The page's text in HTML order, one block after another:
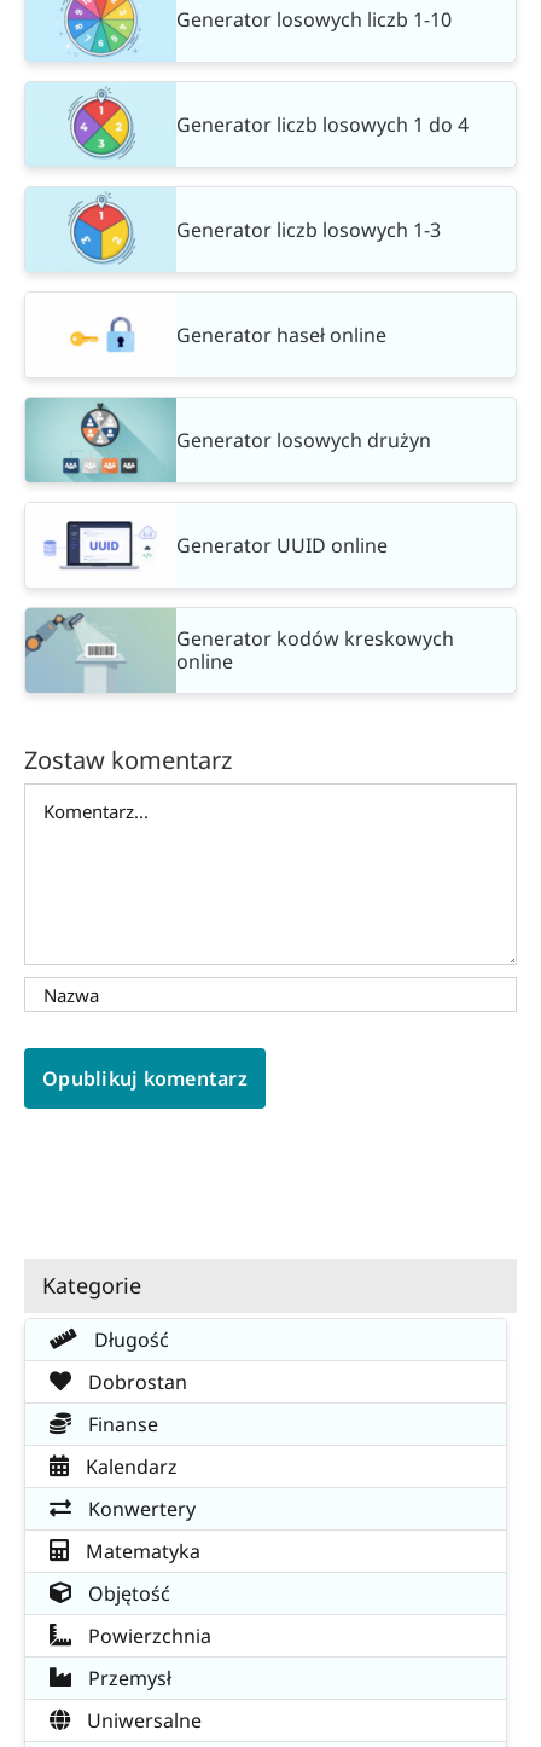
Generator losowych liczb 1-10
Generator liczb losowych 1 do 4
Generator liczb losowych 1-3
Generator haseł online
Generator losowych drużyn
Generator UUID online
Generator kodów kreskowych
online
Zostaw komentarz
Kategorie
Długość
Dobrostan
Finanse
Kalendarz
Konwertery
Matematyka
Objętość
Powierzchnia
Przemysł
Uniwersalne